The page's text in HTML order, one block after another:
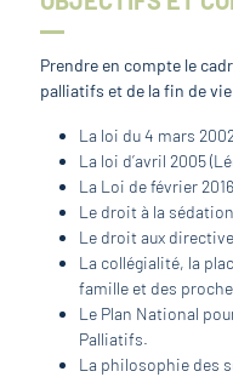
Prendre en compte le
palliatifs et de la fin de vie
La loi du 4 mars
La loi d’avril 2005
La Loi de février
Le droit à la
Le droit aux
La collégialité, la
famille et des
Le Plan National
Palliatifs.
La philosophie des